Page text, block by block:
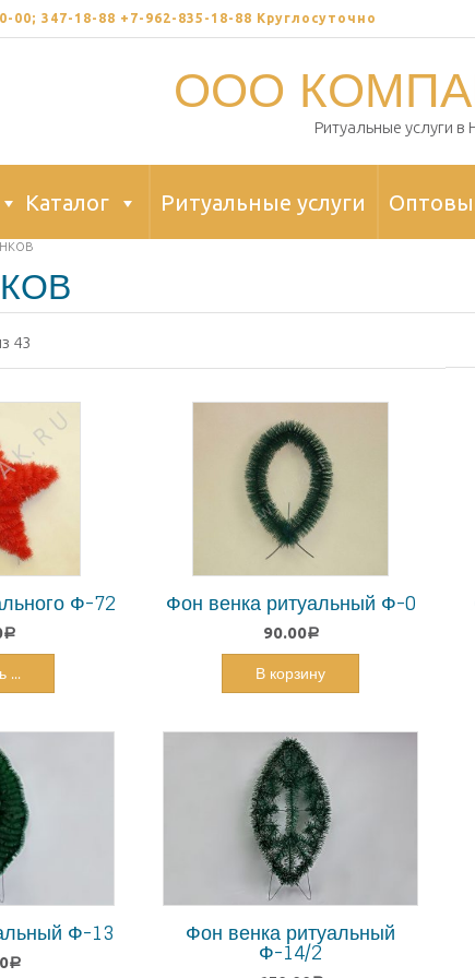
00; 347-18-88 +7-962-835-18-88 Круглосуточно
ООО Ритуальные услуги в
Каталог Ритуальные услуги
43
Ф-72
Р
...
Фон венка ритуальный Ф-0
90.00Р
В корзину
Ф-13
Р
Фон венка ритуальный
Ф-14/2